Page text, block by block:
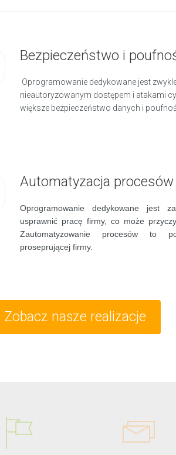
Bezpieczeństwo i
Oprogramowanie dedykowane jest
nieautoryzowanym dostępem i atakami
większe bezpieczeństwo danych i
Automatyzacja procesów
Oprogramowanie dedykowane jest
usprawnić pracę firmy, co może
Zautomatyzowanie procesów to
proseprującej firmy.
Zobacz nasze realizacje